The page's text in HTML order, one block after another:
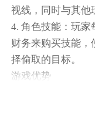
视线，同时与其他
4. 角色技能：玩
财务来购买技能，
择偷取的目标。
游戏优势
1. 简单易上手：